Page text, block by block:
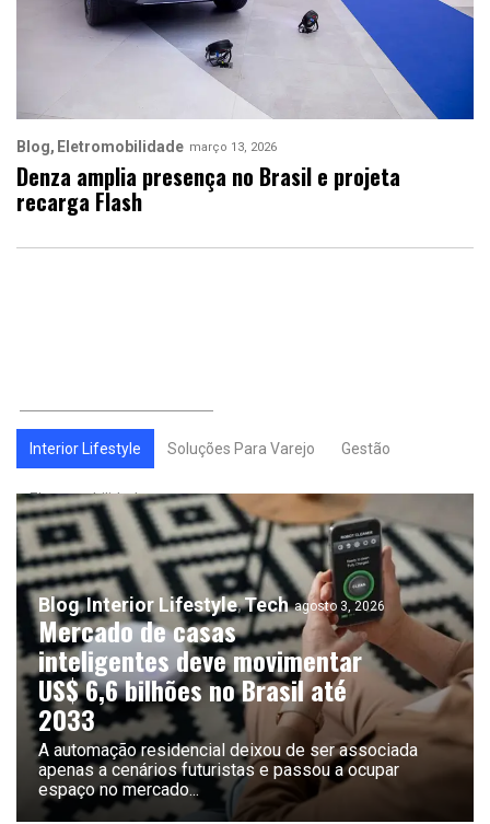
Blog Eletromobilidade março 13, 2026
Denza amplia presença no Brasil e projeta
recarga Flash
Interior Lifestyle Soluções Para Varejo Gestão
Eletromobilidade
Blog Interior Lifestyle Tech agosto 3, 2026
Mercado de casas
inteligentes deve movimentar
US$ 6,6 bilhões no Brasil até
2033
A automação residencial deixou de ser associada
apenas a cenários futuristas e passou a ocupar
espaço no mercado